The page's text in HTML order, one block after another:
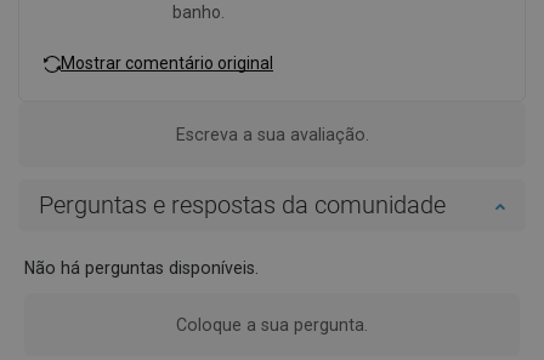
banho.
Mostrar comentário original
Escreva a sua avaliação.
Perguntas e respostas da comunidade
Não há perguntas disponíveis.
Coloque a sua pergunta.